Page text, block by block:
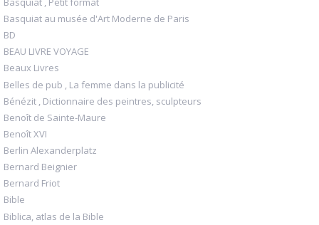
Basquiat au musée d'Art Moderne de Paris
BD
BEAU LIVRE VOYAGE
Beaux Livres
Belles de pub , La femme dans la publicité
Bénézit , Dictionnaire des peintres, sculpteurs
Benoît de Sainte-Maure
Benoît XVI
Berlin Alexanderplatz
Bernard Beignier
Bernard Friot
Bible
Biblica, atlas de la Bible